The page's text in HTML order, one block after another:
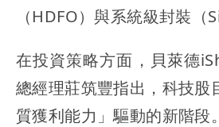
（HDFO）與系統級封裝（
在投資策略方面，貝萊德
總經理莊筑豐指出，科技股
質獲利能力」驅動的新階段